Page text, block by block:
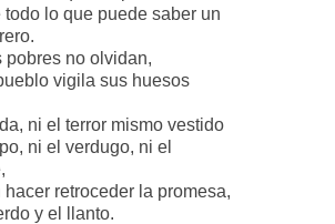
todo lo que puede saber un
pobres no olvidan,
vigila sus huesos
ni el terror mismo vestido
ni el verdugo, ni el
hacer retroceder la promesa,
y el llanto.